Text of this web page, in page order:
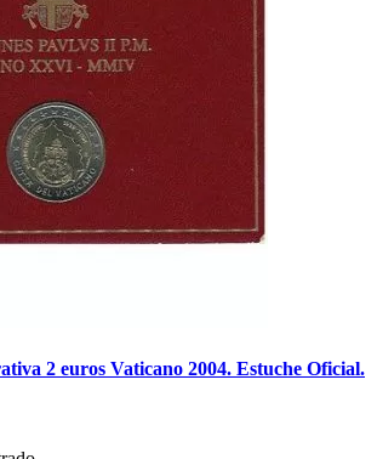
2 euros Vaticano 2004. Estuche Oficial.